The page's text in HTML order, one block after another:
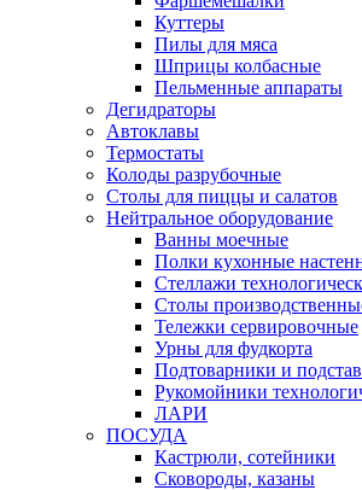
Куттеры
Пилы для мяса
Шприцы колбасные
Пельменные аппараты
Дегидраторы
Автоклавы
Термостаты
Колоды разрубочные
Столы для пиццы и салатов
Нейтральное оборудование
Ванны моечные
Полки кухонные
Стеллажи
Столы
Тележки сервировочные
Урны для фудкорта
Подтоварники и
Рукомойники
ЛАРИ
ПОСУДА
Кастрюли, сотейники
Сковороды, казаны